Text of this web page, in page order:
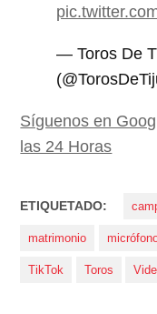
— Toros De
Síguenos en
las 24 Horas
ETIQUETADO:
matrimonio
TikTok Toros